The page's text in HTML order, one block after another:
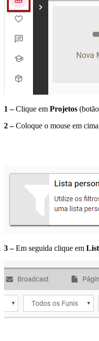
1 –Clique em Projetos
2 –Coloque o mouse em
3 –Em seguida clique em